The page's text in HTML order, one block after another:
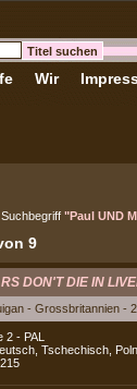
Wir
"Paul UND
9
DON'T DIE IN
- Grossbritannien -
2 - PAL
Tschechisch,